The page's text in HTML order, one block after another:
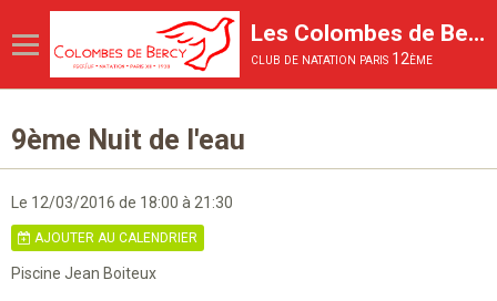
Les Colombes de Bercy
club de natation paris 12ème
Les activités proposées
La Compétition
9ème Nuit de l'eau
Le 12/03/2016 de 18:00 à 21:30
AJOUTER AU CALENDRIER
Piscine Jean Boiteux